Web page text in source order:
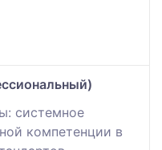
системное
компетенции в